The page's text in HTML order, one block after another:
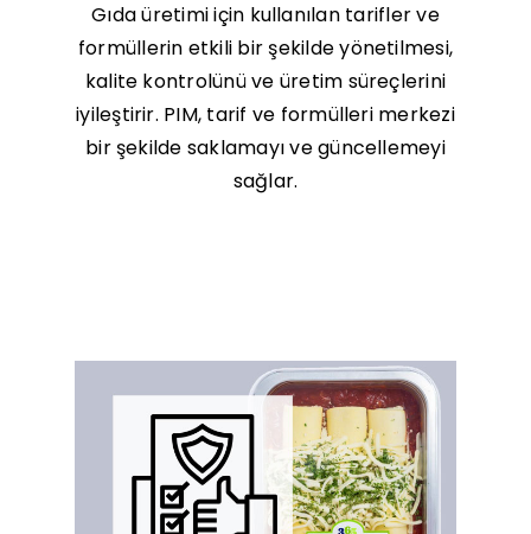
Gıda üretimi için kullanılan tarifler ve
formüllerin etkili bir şekilde yönetilmesi,
kalite kontrolünü ve üretim süreçlerini
iyileştirir. PIM, tarif ve formülleri merkezi
bir şekilde saklamayı ve güncellemeyi
sağlar.